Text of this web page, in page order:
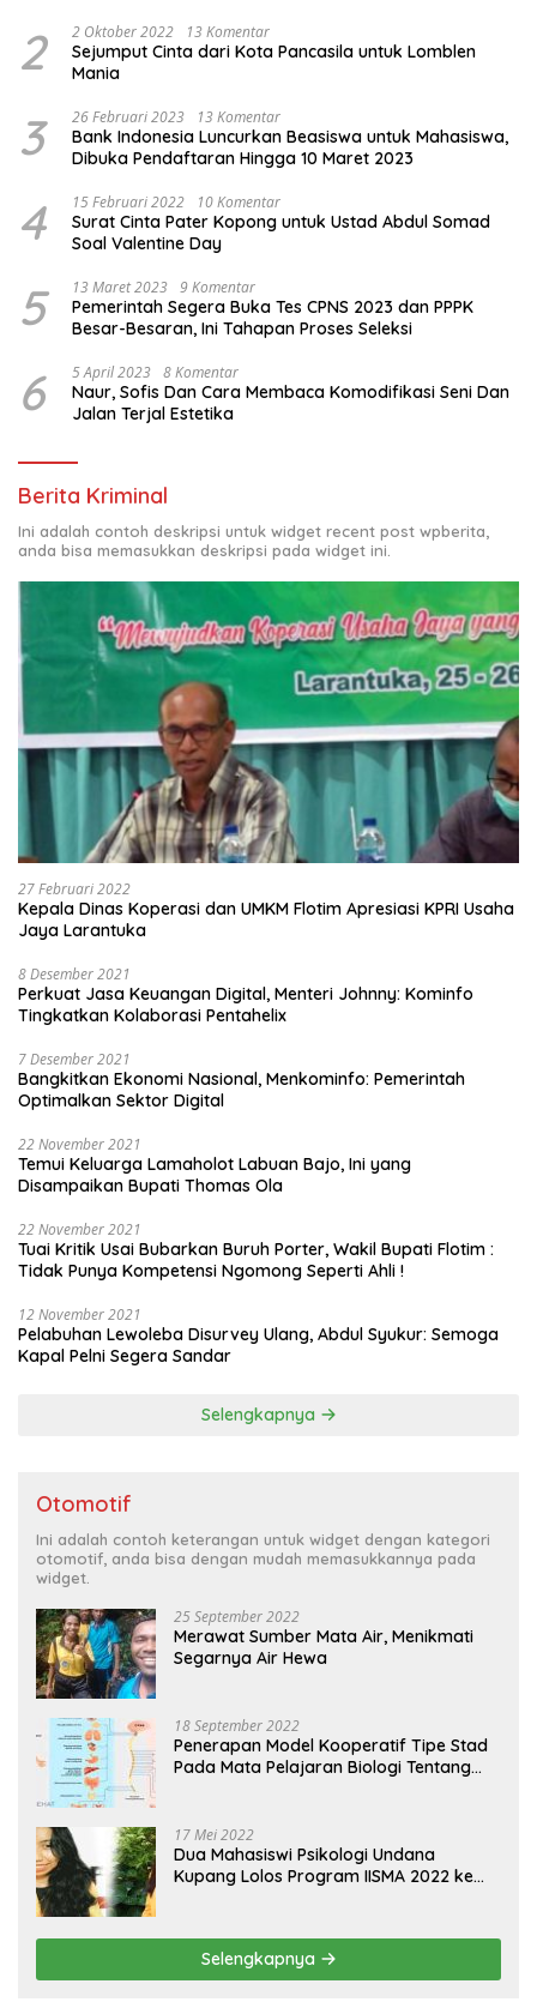
2 2 Oktober 2022 13 Komentar
Sejumput Cinta dari Kota Pancasila untuk Lomblen
Mania
3 26 Februari 2023 13 Komentar
Bank Indonesia Luncurkan Beasiswa untuk Mahasiswa,
Dibuka Pendaftaran Hingga 10 Maret 2023
4 15 Februari 2022 10 Komentar
Surat Cinta Pater Kopong untuk Ustad Abdul Somad
Soal Valentine Day
5 13 Maret 2023 9 Komentar
Pemerintah Segera Buka Tes CPNS 2023 dan PPPK
Besar-Besaran, Ini Tahapan Proses Seleksi
6 5 April 2023 8 Komentar
Naur, Sofis Dan Cara Membaca Komodifikasi Seni Dan
Jalan Terjal Estetika
Berita Kriminal
Ini adalah contoh deskripsi untuk widget recent post wpberita,
anda bisa memasukkan deskripsi pada widget ini.
27 Februari 2022
Kepala Dinas Koperasi dan UMKM Flotim Apresiasi KPRI Usaha
Jaya Larantuka
8 Desember 2021
Perkuat Jasa Keuangan Digital, Menteri Johnny: Kominfo
Tingkatkan Kolaborasi Pentahelix
7 Desember 2021
Bangkitkan Ekonomi Nasional, Menkominfo: Pemerintah
Optimalkan Sektor Digital
22 November 2021
Temui Keluarga Lamaholot Labuan Bajo, Ini yang
Disampaikan Bupati Thomas Ola
22 November 2021
Tuai Kritik Usai Bubarkan Buruh Porter, Wakil Bupati Flotim :
Tidak Punya Kompetensi Ngomong Seperti Ahli !
12 November 2021
Pelabuhan Lewoleba Disurvey Ulang, Abdul Syukur: Semoga
Kapal Pelni Segera Sandar
Selengkapnya
Otomotif
Ini adalah contoh keterangan untuk widget dengan kategori
otomotif, anda bisa dengan mudah memasukkannya pada
widget.
25 September 2022
Merawat Sumber Mata Air, Menikmati
Segarnya Air Hewa
18 September 2022
Penerapan Model Kooperatif Tipe Stad
Pada Mata Pelajaran Biologi Tentang
17 Mei 2022
Dua Mahasiswi Psikologi Undana
Kupang Lolos Program IISMA 2022 ke
Selengkapnya